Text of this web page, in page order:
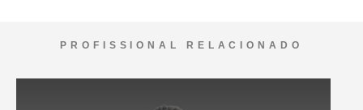
PROFISSIONAL RELACIONADO